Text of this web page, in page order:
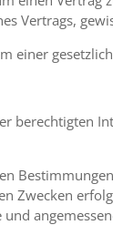
Vertrags,
einer
berechtigten
Zwecken